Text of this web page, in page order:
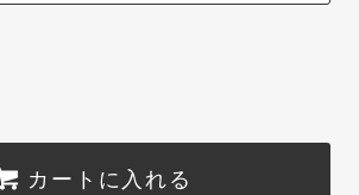
カートに入れる